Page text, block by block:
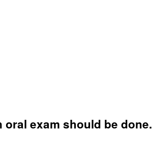
exam should be done.